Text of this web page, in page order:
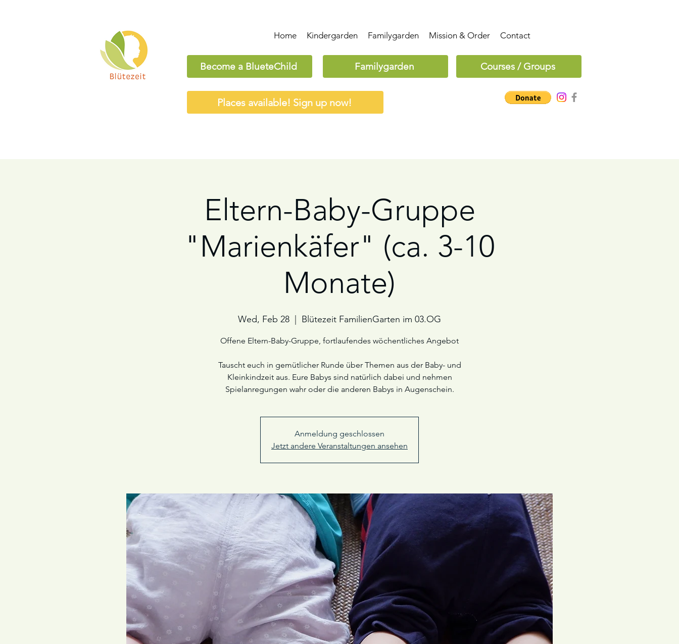
Home Kindergarden Familygarden Mission & Order Contact
Become a BlueteChild Familygarden Courses / Groups
Places available! Sign up now!
Eltern-Baby-Gruppe
"Marienkäfer" (ca. 3-10
Monate)
Wed, Feb 28 Blütezeit FamilienGarten im 03.OG
Offene Eltern-Baby-Gruppe, fortlaufendes wöchentliches Angebot
Tauscht euch in gemütlicher Runde über Themen aus der Baby- und
Kleinkindzeit aus. Eure Babys sind natürlich dabei und nehmen
Spielanregungen wahr oder die anderen Babys in Augenschein.
Anmeldung geschlossen
Jetzt andere Veranstaltungen ansehen